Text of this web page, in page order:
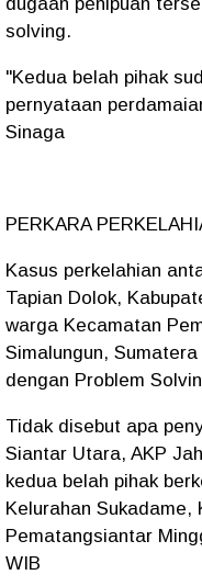
solving.
"Kedua belah pihak
pernyataan
Sinaga
PERKARA
Kasus perkelahian
Tapian Dolok,
warga Kecamatan
Simalungun,
dengan Problem
Tidak disebut apa
Siantar Utara, AKP
kedua belah pihak
Kelurahan
Pematangsiantar
WIB